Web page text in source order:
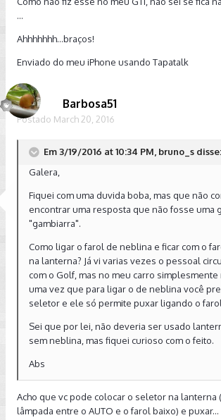
...
Ahhhhhhh...braços!
Enviado do meu iPhone usando Tapatalk
Barbosa51
Postado March 20, 2016
Em 3/19/2016 at 10:34 PM, bruno_s disse:
Galera,
Fiquei com uma duvida boba, mas que não
encontrar uma resposta que não fosse uma
"gambiarra".
Como ligar o farol de neblina e ficar com o
na lanterna? Já vi varias vezes o pessoal
com o Golf, mas no meu carro simplesmente
uma vez que para ligar o de neblina você
seletor e ele só permite puxar ligando o
Sei que por lei, não deveria ser usado
sem neblina, mas fiquei curioso com o feito.
Abs
Acho que vc pode colocar o seletor na lanterna
lâmpada entre o AUTO e o farol baixo) e puxar...